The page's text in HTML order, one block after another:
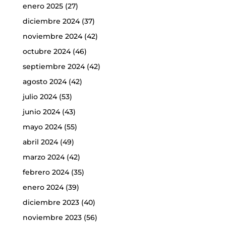
enero 2025(27)
diciembre 2024(37)
noviembre 2024(42)
octubre 2024(46)
septiembre 2024(42)
agosto 2024(42)
julio 2024(53)
junio 2024(43)
mayo 2024(55)
abril 2024(49)
marzo 2024(42)
febrero 2024(35)
enero 2024(39)
diciembre 2023(40)
noviembre 2023(56)